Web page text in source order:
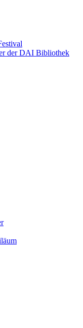
der DAI Bibliothek